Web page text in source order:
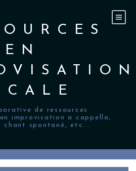
EN
de ressources
improvisation a cappella,
chant spontané, etc...